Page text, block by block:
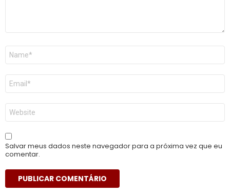
Nome
E-
mail
*
Site
Salvar meus dados neste navegador para a próxima vez que eu
comentar.